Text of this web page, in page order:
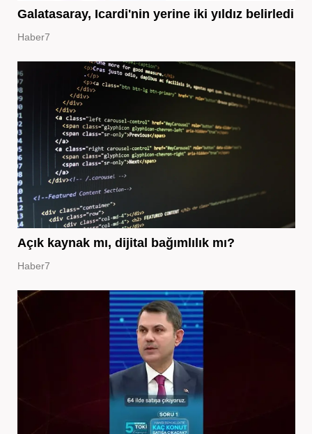
Galatasaray, Icardi'nin yerine iki yıldız belirledi
Haber7
Açık kaynak mı, dijital bağımlılık mı?
Haber7